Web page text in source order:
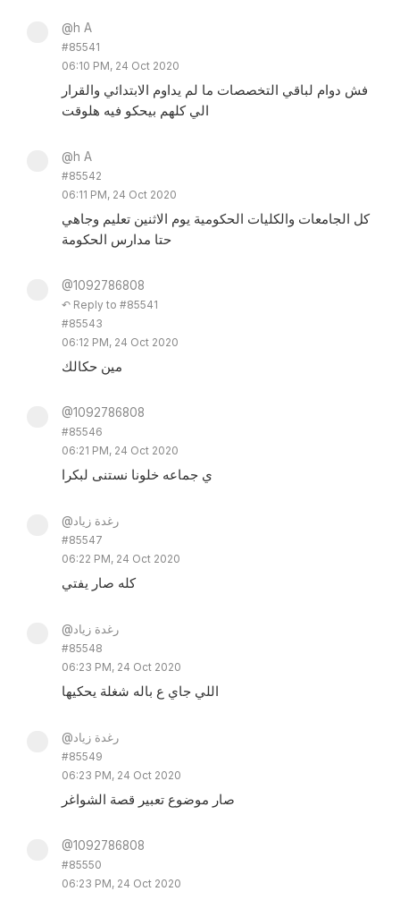
@h A
#85541
06:10 PM, 24 Oct 2020
فش دوام لباقي التخصصات ما لم يداوم الابتدائي والقرار
الي كلهم بيحكو فيه هلوقت
@h A
#85542
06:11 PM, 24 Oct 2020
كل الجامعات والكليات الحكومية يوم الاثنين تعليم وجاهي
حتا مدارس الحكومة
@1092786808
↶ Reply to #85541
#85543
06:12 PM, 24 Oct 2020
مين حكالك
@1092786808
#85546
06:21 PM, 24 Oct 2020
ي جماعه خلونا نستنى لبكرا
@رغدة زياد
#85547
06:22 PM, 24 Oct 2020
كله صار يفتي
@رغدة زياد
#85548
06:23 PM, 24 Oct 2020
اللي جاي ع باله شغلة يحكيها
@رغدة زياد
#85549
06:23 PM, 24 Oct 2020
صار موضوع تعبير قصة الشواغر
@1092786808
#85550
06:23 PM, 24 Oct 2020